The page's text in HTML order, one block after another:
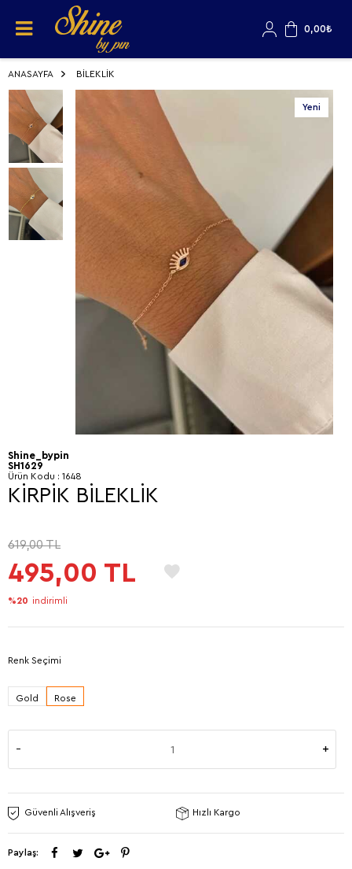
0,00₺
ANASAYFA BİLEKLİK
Yeni
Shine_bypin
SH1629
Ürün Kodu : 1648
KİRPİK BİLEKLİK
619,00TL
495,00 TL
%20 indirimli
Renk Seçimi
Gold Rose
Güvenli Alışveriş Hızlı Kargo
Paylaş: